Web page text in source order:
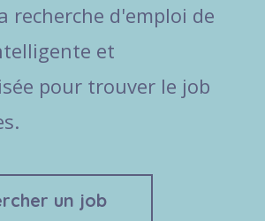
recherche d'emploi de
et
pour trouver le job
un job